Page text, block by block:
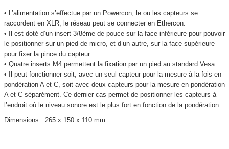
• L’alimentation s’effectue par un Powercon, le ou les capteurs se
raccordent en XLR, le réseau peut se connecter en Ethercon.
• Il est doté d’un insert 3/8ème de pouce sur la face inférieure pour pouvoir
le positionner sur un pied de micro, et d’un autre, sur la face supérieure
pour fixer la pince du capteur.
• Quatre inserts M4 permettent la fixation par un pied au standard Vesa.
• Il peut fonctionner soit, avec un seul capteur pour la mesure à la fois en
pondération A et C, soit avec deux capteurs pour la mesure en pondération
A et C séparément. Ce dernier cas permet de positionner les capteurs à
l’endroit où le niveau sonore est le plus fort en fonction de la pondération.
Dimensions : 265 x 150 x 110 mm